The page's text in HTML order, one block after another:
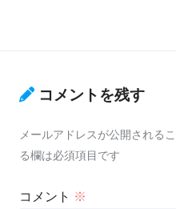
コメントを残す
メールアドレスが公開される
る欄は必須項目です
コメント ※